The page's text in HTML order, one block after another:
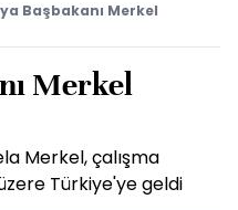
Başbakanı Merkel
Merkel
Merkel, çalışma
Türkiye'ye geldi